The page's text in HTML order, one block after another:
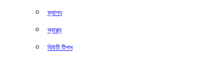
ফ্যাশন
স্বাস্থ্য
বিউটি টিপস